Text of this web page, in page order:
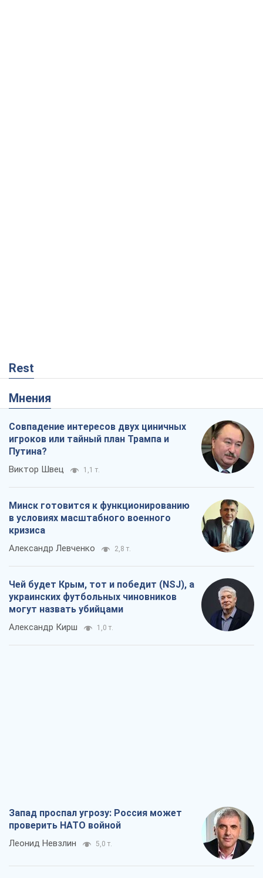
Rest
Мнения
Совпадение интересов двух циничных
игроков или тайный план Трампа и
Путина?
Виктор Швец 1,1 т.
Минск готовится к функционированию
в условиях масштабного военного
кризиса
Александр Левченко 2,8 т.
Чей будет Крым, тот и победит (NSJ), а
украинских футбольных чиновников
могут назвать убийцами
Александр Кирш 1,0 т.
Запад проспал угрозу: Россия может
проверить НАТО войной
Леонид Невзлин 5,0 т.